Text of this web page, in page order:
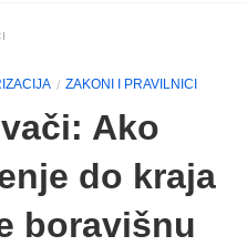
ZAKONI I PRAVILNICI
Ako
do kraja
boravišnu